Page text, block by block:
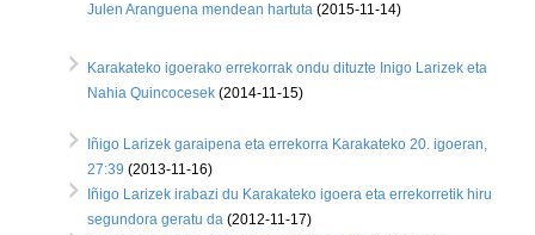
Julen Aranguena mendean hartuta (2015-11-14)
Karakateko igoerako errekorrak ondu dituzte Inigo Larizek eta
Nahia Quincocesek (2014-11-15)
Iñigo Larizek garaipena eta errekorra Karakateko 20. igoeran,
27:39 (2013-11-16)
Iñigo Larizek irabazi du Karakateko igoera eta errekorretik hiru
segundora geratu da (2012-11-17)